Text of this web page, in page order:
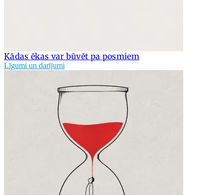
Kādas ēkas var būvēt pa posmiem
Līgumi un darījumi